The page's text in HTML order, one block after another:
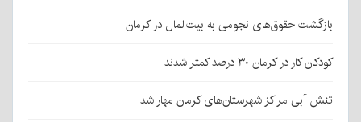
بازگشت حقوق‌های نجومی به بیت‌المال در کرمان
کودکان کار در کرمان ۳۰ درصد کمتر شدند
تنش آبی مراکز شهرستان‌های کرمان مهار شد